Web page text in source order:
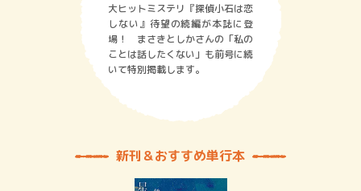
大ヒットミステリ『探偵小石は恋
しない』待望の続編が本誌に登
場！ まさきとしかさんの「私の
ことは話したくない」も前号に続
いて特別掲載します。
新刊＆おすすめ単行本